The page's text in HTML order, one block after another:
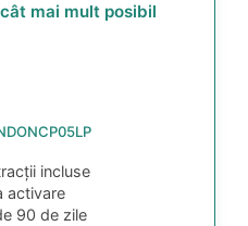
mai mult posibil
incluse
activare
90 de zile